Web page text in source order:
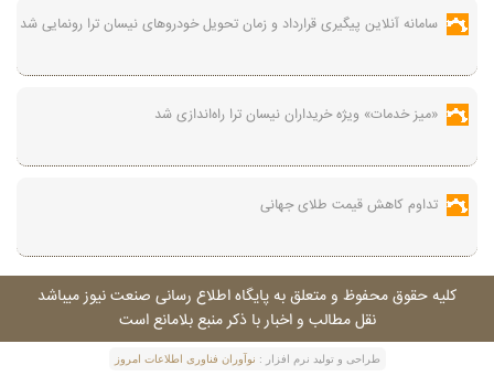
سامانه آنلاین پیگیری قرارداد‌ و زمان تحویل خودرو‌های نیسان ترا رونمایی شد
«میز خدمات» ویژه خریداران نیسان ترا راه‌اندازی شد
تداوم کاهش قیمت طلای جهانی
کليه حقوق محفوظ و متعلق به پايگاه اطلاع رسانی صنعت نيوز ميباشد
نقل مطالب و اخبار با ذکر منبع بلامانع است
طراحی و توليد نرم افزار : نوآوران فناوری اطلاعات امروز